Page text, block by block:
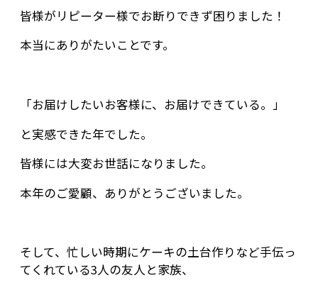
皆様がリピーター様でお断りできず困りました！
本当にありがたいことです。
「お届けしたいお客様に、お届けできている。」
と実感できた年でした。
皆様には大変お世話になりました。
本年のご愛顧、ありがとうございました。
そして、忙しい時期にケーキの土台作りなど手伝っ
てくれている3人の友人と家族、